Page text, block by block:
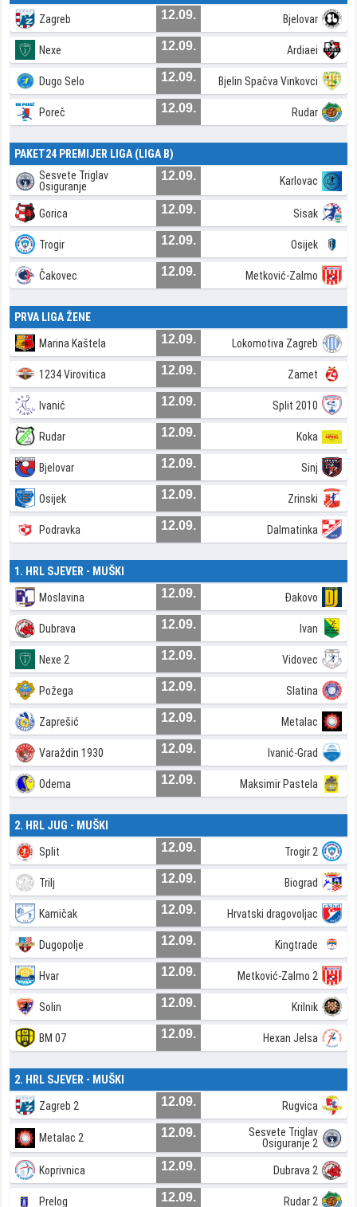
Zagreb 12.09. Bjelovar
Nexe 12.09. Ardiaei
Dugo Selo 12.09. Bjelin Spačva Vinkovci
Poreč 12.09. Rudar
PAKET24 PREMIJER LIGA (LIGA B)
Sesvete Triglav
Osiguranje
12.09. Karlovac
Gorica 12.09. Sisak
Trogir 12.09. Osijek
Čakovec 12.09. Metković-Zalmo
PRVA LIGA ŽENE
Marina Kaštela 12.09. Lokomotiva Zagreb
1234 Virovitica 12.09. Zamet
Ivanić 12.09. Split 2010
Rudar 12.09. Koka
Bjelovar 12.09. Sinj
Osijek 12.09. Zrinski
Podravka 12.09. Dalmatinka
1. HRL SJEVER - MUŠKI
Moslavina 12.09. Đakovo
Dubrava 12.09. Ivan
Nexe 2 12.09. Vidovec
Požega 12.09. Slatina
Zaprešić 12.09. Metalac
Varaždin 1930 12.09. Ivanić-Grad
Odema 12.09. Maksimir Pastela
2. HRL JUG - MUŠKI
Split 12.09. Trogir 2
Trilj 12.09. Biograd
Kamičak 12.09. Hrvatski dragovoljac
Dugopolje 12.09. Kingtrade
Hvar 12.09. Metković-Zalmo 2
Solin 12.09. Krilnik
BM 07 12.09. Hexan Jelsa
2. HRL SJEVER - MUŠKI
Zagreb 2 12.09. Rugvica
Metalac 2 12.09.
Sesvete Triglav
Osiguranje 2
Koprivnica 12.09. Dubrava 2
Prelog 12.09. Rudar 2